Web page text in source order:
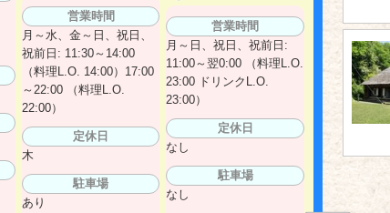
営業時間
月～水、金～日、祝日、
祝前日: 11:30～14:00
（料理L.O. 14:00）17:00
～22:00 （料理L.O.
22:00）
定休日
木
駐車場
あり
営業時間
月～日、祝日、祝前日:
11:00～翌0:00 （料理L.O.
23:00 ドリンクL.O.
23:00）
定休日
なし
駐車場
なし